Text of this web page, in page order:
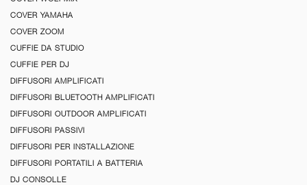
COVER YAMAHA
COVER ZOOM
CUFFIE DA STUDIO
CUFFIE PER DJ
DIFFUSORI AMPLIFICATI
DIFFUSORI BLUETOOTH AMPLIFICATI
DIFFUSORI OUTDOOR AMPLIFICATI
DIFFUSORI PASSIVI
DIFFUSORI PER INSTALLAZIONE
DIFFUSORI PORTATILI A BATTERIA
DJ CONSOLLE